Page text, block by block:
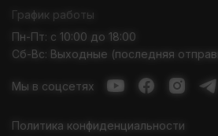
График работы
Пн-Пт: с 10:00 до 18:00
Сб-Вс: Выходные (последняя
Мы в соцсетях
Политика конфиденциальности